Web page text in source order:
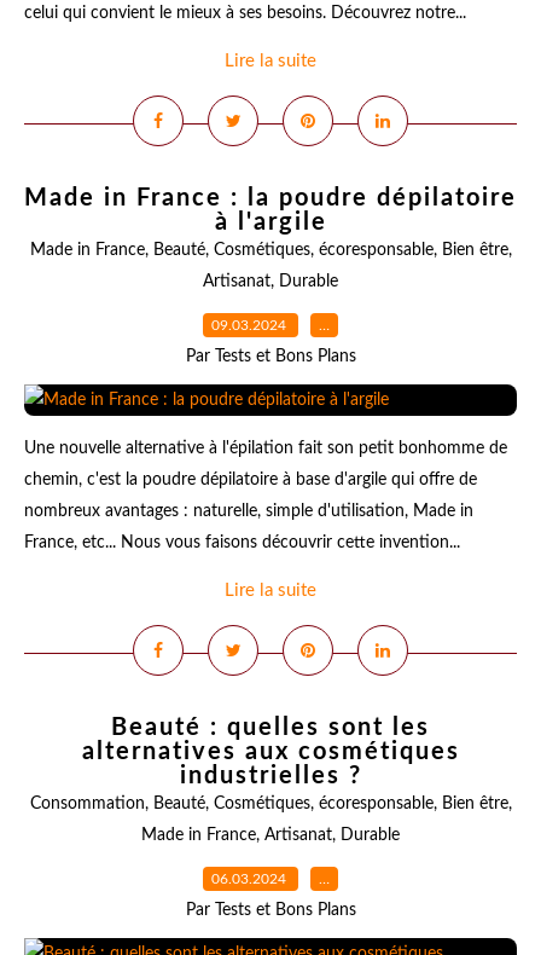
celui qui convient le mieux à ses besoins. Découvrez notre...
Lire la suite
Made in France : la poudre dépilatoire
à l'argile
Made in France, Beauté, Cosmétiques, écoresponsable, Bien être,
Artisanat, Durable
09.03.2024 …
Par Tests et Bons Plans
Une nouvelle alternative à l'épilation fait son petit bonhomme de
chemin, c'est la poudre dépilatoire à base d'argile qui offre de
nombreux avantages : naturelle, simple d'utilisation, Made in
France, etc... Nous vous faisons découvrir cette invention...
Lire la suite
Beauté : quelles sont les
alternatives aux cosmétiques
industrielles ?
Consommation, Beauté, Cosmétiques, écoresponsable, Bien être,
Made in France, Artisanat, Durable
06.03.2024 …
Par Tests et Bons Plans